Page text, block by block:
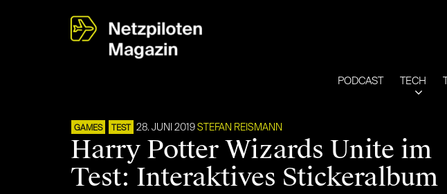
PODCAST TECH
GAMES TEST 28. JUNI 2019 STEFAN REISMANN
Harry Potter Wizards Unite im
Test: Interaktives Stickeralbum